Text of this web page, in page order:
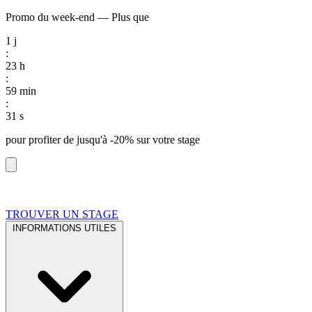
Promo du week-end — Plus que
1 j
:
23 h
:
59 min
:
30 s
pour profiter de jusqu'à -20% sur votre stage
TROUVER UN STAGE
INFORMATIONS UTILES